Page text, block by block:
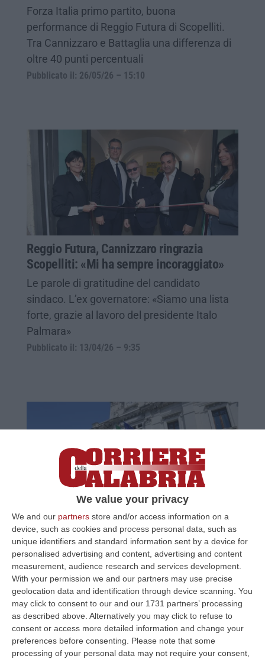
We value your privacy
We and our partners store and/or access information on a
device, such as cookies and process personal data, such as
unique identifiers and standard information sent by a device for
personalised advertising and content, advertising and content
measurement, audience research and services development.
With your permission we and our partners may use precise
geolocation data and identification through device scanning. You
may click to consent to our and our 1731 partners’ processing
as described above. Alternatively you may click to refuse to
consent or access more detailed information and change your
preferences before consenting.
Please note that some
processing of your personal data may not require your consent,
Forza Italia primo partito, buona
performance di Reggio Futura di Scopelliti.
Tra Cannizzaro e Battaglia una differenza di
oltre 40 punti percentuali
Pubblicato il: 26/05/26 – 15:10
Reggio Futura, Cannizzaro ringrazia
Scopelliti: «Mi ha sempre incoraggiato»
Le parole di gratitudine del candidato
sindaco. L’ex governatore: «Siamo una lista
forte, grazie al lavoro del presidente Italo
Palmara»
Pubblicato il: 13/04/26 – 9:35
Mancata costituzione al processo
Miramare, esposto di “Reggio futura”
contro il Comune
Denuncia del presidente Palmara alla
Procura e alla Corte dei conti:
«Comportamento “inerte”
dell’amministrazione»
Pubblicato il: 31/05/22 – 13:10